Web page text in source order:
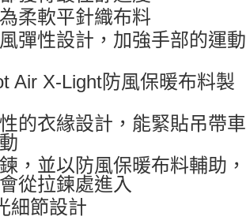
柔軟平針織布料
彈性設計，加強手部的運動
Air X-Light防風保暖布料製
的衣緣設計，能緊貼吊帶車
鍊，並以 防風保暖布料輔助，
從拉鍊處進入
細節設計